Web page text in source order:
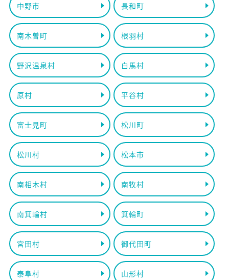
中野市 長和町
南木曽町 根羽村
野沢温泉村 白馬村
原村 平谷村
富士見町 松川町
松川村 松本市
南相木村 南牧村
南箕輪村 箕輪町
宮田村 御代田町
泰阜村 山形村